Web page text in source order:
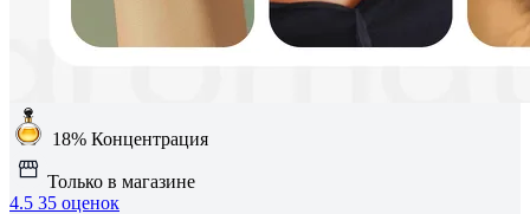
18% Концентрация
Только в магазине
4.5 35 оценок